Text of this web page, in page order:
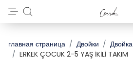
главная страница Двойки
Двойка
ERKEK ÇOCUK 2-5 YAŞ İKİLİ TAKIM